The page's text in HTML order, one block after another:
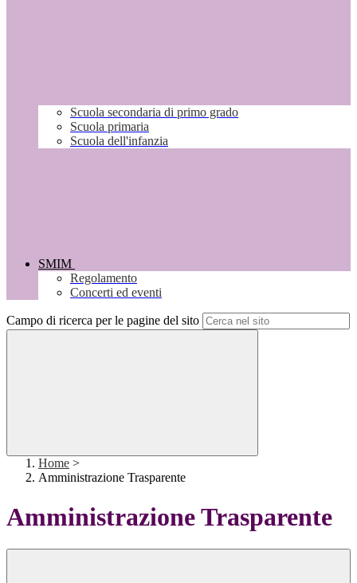
Scuola secondaria di primo grado
Scuola primaria
Scuola dell'infanzia
SMIM
Regolamento
Concerti ed eventi
Campo di ricerca per le pagine del sito
Home >
Amministrazione Trasparente
Amministrazione Trasparente